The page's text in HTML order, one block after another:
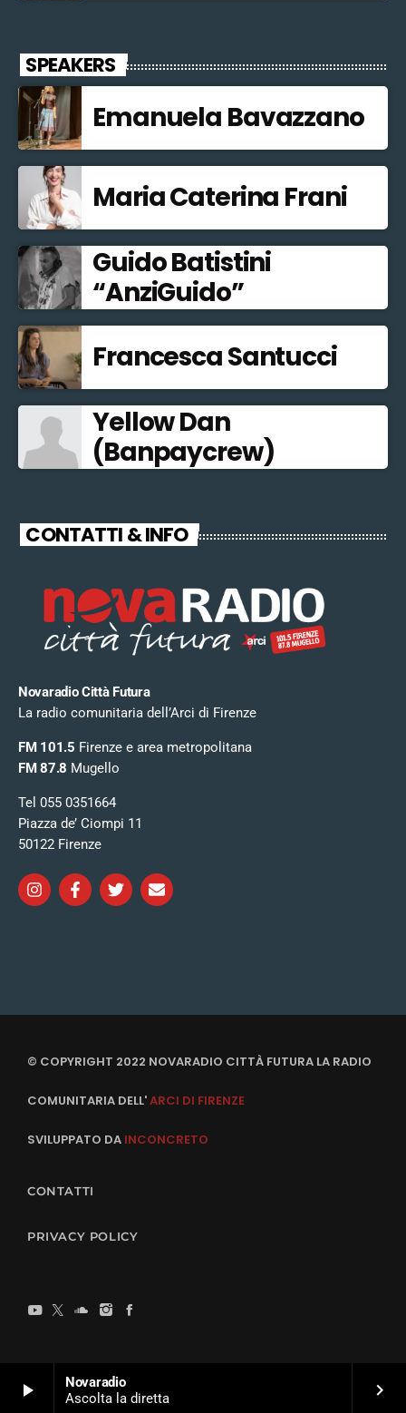
play_arrow
Novaradio
Ascolta la diretta
keyboard_arrow_right
SPEAKERS
Emanuela Bavazzano
Maria Caterina Frani
Guido Batistini
“AnziGuido”
Francesca Santucci
Yellow Dan
(Banpaycrew)
CONTATTI & INFO
Novaradio Città Futura
La radio comunitaria dell’Arci di Firenze
FM 101.5 Firenze e area metropolitana
FM 87.8 Mugello
Tel 055 0351664
Piazza de’ Ciompi 11
50122 Firenze
© COPYRIGHT 2022 NOVARADIO CITTÀ FUTURA LA RADIO
COMUNITARIA DELL'ARCI DI FIRENZE
SVILUPPATO DA INCONCRETO
CONTATTI
PRIVACY POLICY